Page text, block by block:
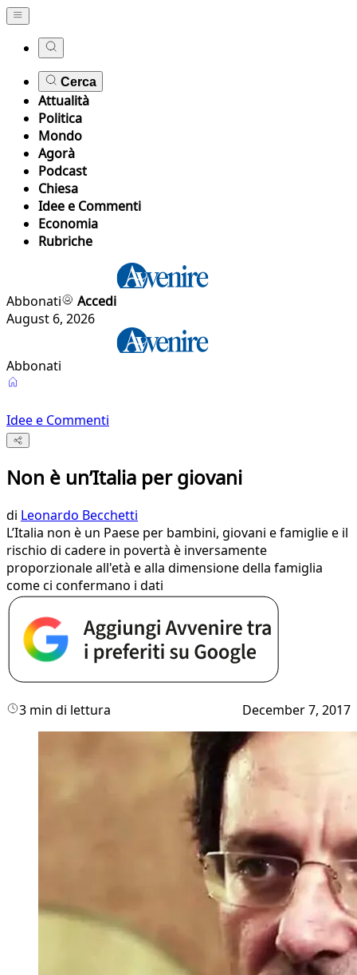
Cerca
Attualità
Politica
Mondo
Agorà
Podcast
Chiesa
Idee e Commenti
Economia
Rubriche
Abbonati
Accedi
August 6, 2026
Abbonati
Idee e Commenti
Non è un’Italia per giovani
di Leonardo Becchetti
L’Italia non è un Paese per bambini, giovani e famiglie e il
rischio di cadere in povertà è inversamente
proporzionale all'età e alla dimensione della famiglia
come ci confermano i dati
3 min di lettura December 7, 2017